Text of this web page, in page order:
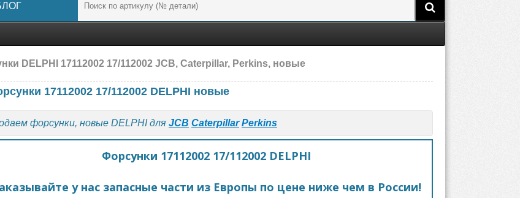
DELPHI 17112002 17/112002 JCB, Caterpillar, Perkins, новые
17112002 17/112002 DELPHI новые
форсунки, новые DELPHI для JCB Caterpillar Perkins
Форсунки 17112002 17/112002 DELPHI
у нас запасные части из Европы по цене ниже чем в России!